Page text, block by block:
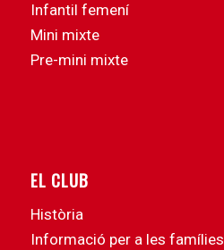
Infantil femení
Mini mixte
Pre-mini mixte
EL CLUB
Història
Informació per a les famílies